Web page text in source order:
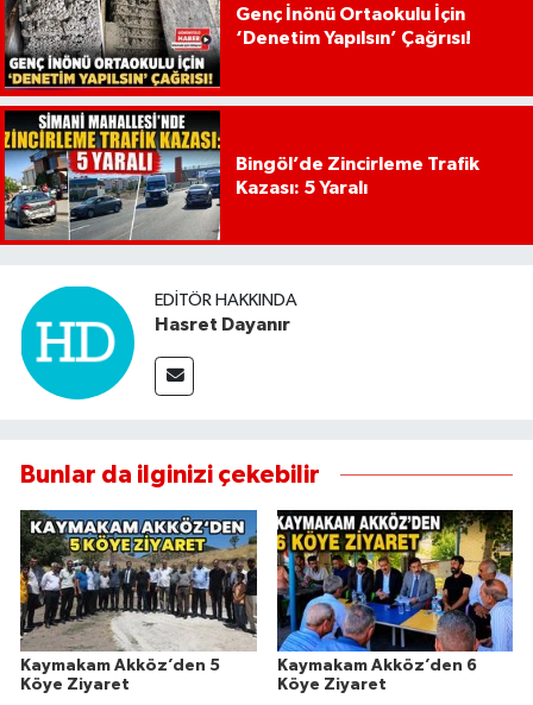
Genç İnönü Ortaokulu İçin
‘Denetim Yapılsın’ Çağrısı!
Bingöl’de Zincirleme Trafik
Kazası: 5 Yaralı
EDITÖR HAKKINDA
Hasret Dayanır
Bunlar da ilginizi çekebilir
Kaymakam Akköz’den 5
Köye Ziyaret
Kaymakam Akköz’den 6
Köye Ziyaret